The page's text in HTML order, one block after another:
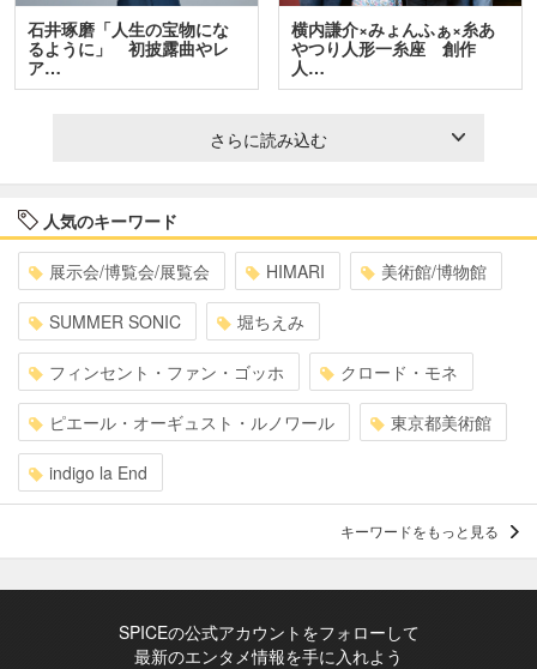
石井琢磨「人生の宝物にな
るように」 初披露曲やレ
ア…
横内謙介×みょんふぁ×糸あ
やつり人形一糸座 創作
人…
さらに読み込む
人気のキーワード
展示会/博覧会/展覧会 HIMARI 美術館/博物館
SUMMER SONIC 堀ちえみ
フィンセント・ファン・ゴッホ クロード・モネ
ピエール・オーギュスト・ルノワール 東京都美術館
indigo la End
キーワードをもっと見る
SPICEの公式アカウントをフォローして
最新のエンタメ情報を手に入れよう